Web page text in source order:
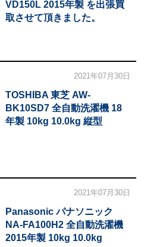
VD150L 2015年製 を出張買
取させて頂きました。
2021年07月30日
TOSHIBA 東芝 AW-
BK10SD7 全自動洗濯機 18
年製 10kg 10.0kg 縦型
2021年07月30日
Panasonic パナソニック
NA-FA100H2 全自動洗濯機
2015年製 10kg 10.0kg